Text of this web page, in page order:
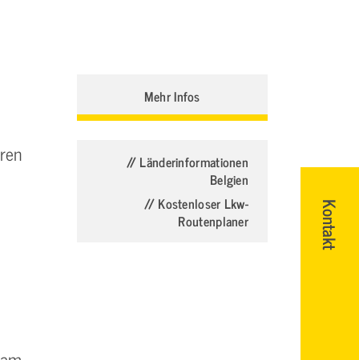
Kontakt
Mehr Infos
// Länderinformationen
Belgien
// Kostenloser Lkw-
Routenplaner